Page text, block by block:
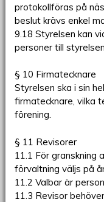
protokollföras på
beslut krävs enkel
9.18 Styrelsen kan
personer till styrelsen.
§ 10 Firmatecknare
Styrelsen ska i sin
firmatecknare, vilka
förening.
§ 11 Revisorer
11.1 För granskning
förvaltning väljs på
11.2 Valbar är
11.3 Revisor